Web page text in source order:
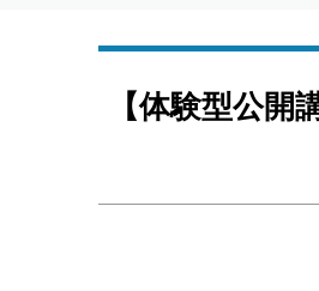
【体験型公